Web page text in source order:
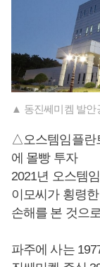
▲ 동진쎄미켐 발안
△오스템임플란
에 몰빵 투자
2021년 오스템
이모씨가 횡령
손해를 본 것으
파주에 사는